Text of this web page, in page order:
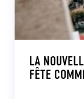
LA
FÊTE